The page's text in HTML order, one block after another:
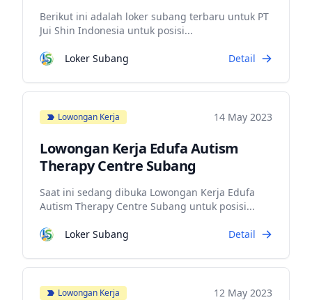
Berikut ini adalah loker subang terbaru untuk PT
Jui Shin Indonesia untuk posisi...
Loker Subang Detail
Lowongan Kerja 14 May 2023
Lowongan Kerja Edufa Autism
Therapy Centre Subang
Saat ini sedang dibuka Lowongan Kerja Edufa
Autism Therapy Centre Subang untuk posisi...
Loker Subang Detail
Lowongan Kerja 12 May 2023